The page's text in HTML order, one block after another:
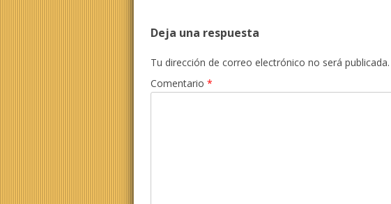
Deja una respuesta
Tu dirección de correo electrónico no será publicada.
Comentario *